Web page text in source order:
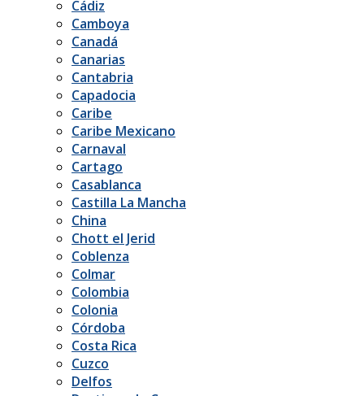
Cádiz
Camboya
Canadá
Canarias
Cantabria
Capadocia
Caribe
Caribe Mexicano
Carnaval
Cartago
Casablanca
Castilla La Mancha
China
Chott el Jerid
Coblenza
Colmar
Colombia
Colonia
Córdoba
Costa Rica
Cuzco
Delfos